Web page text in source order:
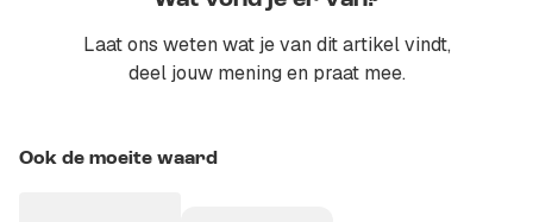
Laat ons weten wat je van dit artikel vindt,
deel jouw mening en praat mee.
Ook de moeite waard